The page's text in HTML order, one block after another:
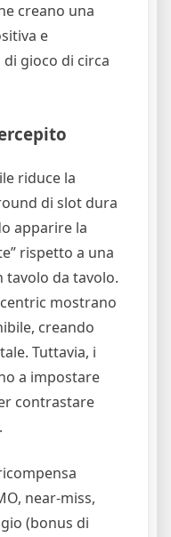
creano una
e
gioco di circa
riduce la
di slot dura
apparire la
rispetto a una
tavolo da tavolo.
mostrano
creando
Tuttavia, i
a impostare
contrastare
near‑miss,
(bonus di